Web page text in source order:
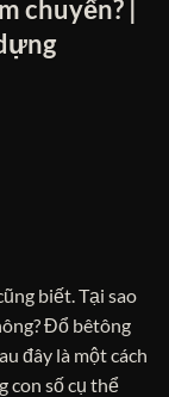
chuyển? |
biết. Tại sao
Đổ bêtông
đây là một cách
con số cụ thể